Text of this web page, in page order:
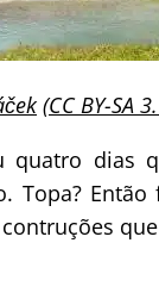
(CC BY-SA
dias
Topa?